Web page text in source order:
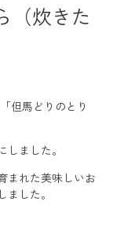
（炊きた
但馬どりのとり
ました。
まれた美味しいお
した。